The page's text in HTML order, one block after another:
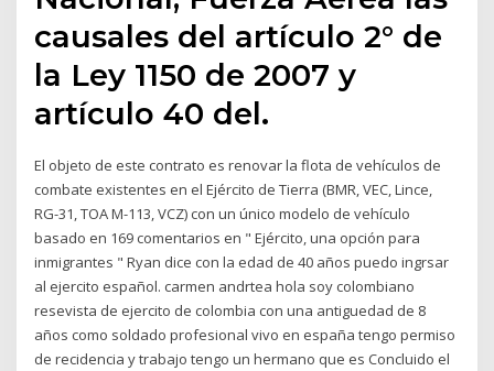
causales del artículo 2° de
la Ley 1150 de 2007 y
artículo 40 del.
El objeto de este contrato es renovar la flota de vehículos de
combate existentes en el Ejército de Tierra (BMR, VEC, Lince,
RG-31, TOA M-113, VCZ) con un único modelo de vehículo
basado en 169 comentarios en " Ejército, una opción para
inmigrantes " Ryan dice con la edad de 40 años puedo ingrsar
al ejercito español. carmen andrtea hola soy colombiano
resevista de ejercito de colombia con una antiguedad de 8
años como soldado profesional vivo en españa tengo permiso
de recidencia y trabajo tengo un hermano que es Concluido el